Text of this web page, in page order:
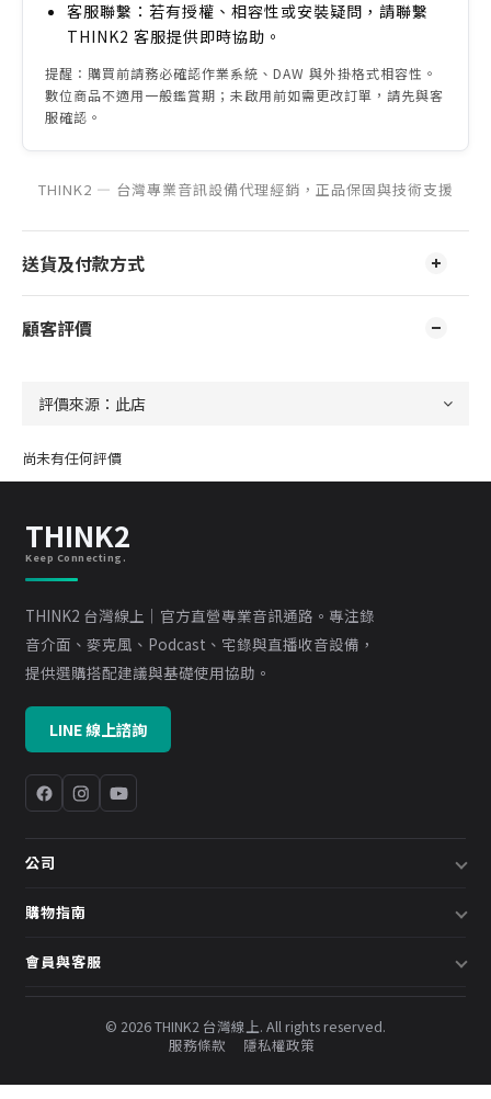
客服聯繫：若有授權、相容性或安裝疑問，請聯繫
THINK2 客服提供即時協助。
提醒：購買前請務必確認作業系統、DAW 與外掛格式相容性。
數位商品不適用一般鑑賞期；未啟用前如需更改訂單，請先與客
服確認。
THINK2 — 台灣專業音訊設備代理經銷，正品保固與技術支援
送貨及付款方式
顧客評價
尚未有任何評價
THINK2
Keep Connecting.
THINK2 台灣線上｜官方直營專業音訊通路。專注錄
音介面、麥克風、Podcast、宅錄與直播收音設備，
提供選購搭配建議與基礎使用協助。
LINE 線上諮詢
公司
關於我們
預約諮詢
購物指南
配送說明
常見問題
會員與客服
會員中心
© 2026 THINK2 台灣線上. All rights reserved.
服務條款
隱私權政策